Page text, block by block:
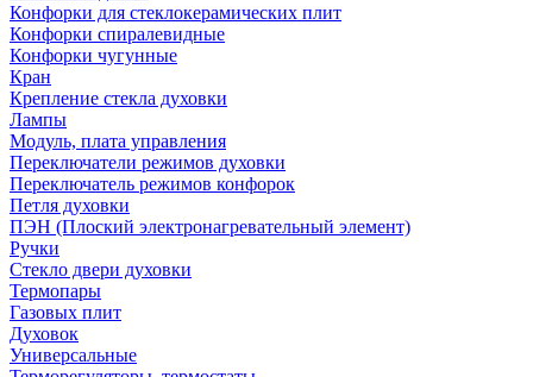
Конфорки для стеклокерамических плит
Конфорки спиралевидные
Конфорки чугунные
Кран
Крепление стекла духовки
Лампы
Модуль, плата управления
Переключатели режимов духовки
Переключатель режимов конфорок
Петля духовки
ПЭН (Плоский электронагревательный элемент)
Ручки
Стекло двери духовки
Термопары
Газовых плит
Духовок
Универсальные